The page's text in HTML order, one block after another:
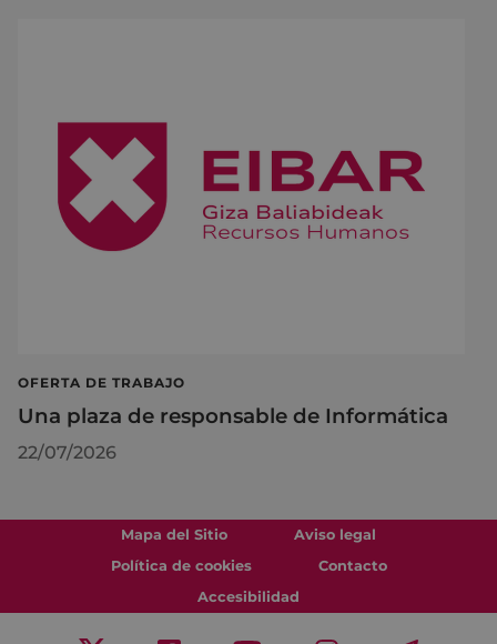
OFERTA DE TRABAJO
Una plaza de responsable de Informática
22/07/2026
Mapa del Sitio
Aviso legal
Política de cookies
Contacto
Accesibilidad